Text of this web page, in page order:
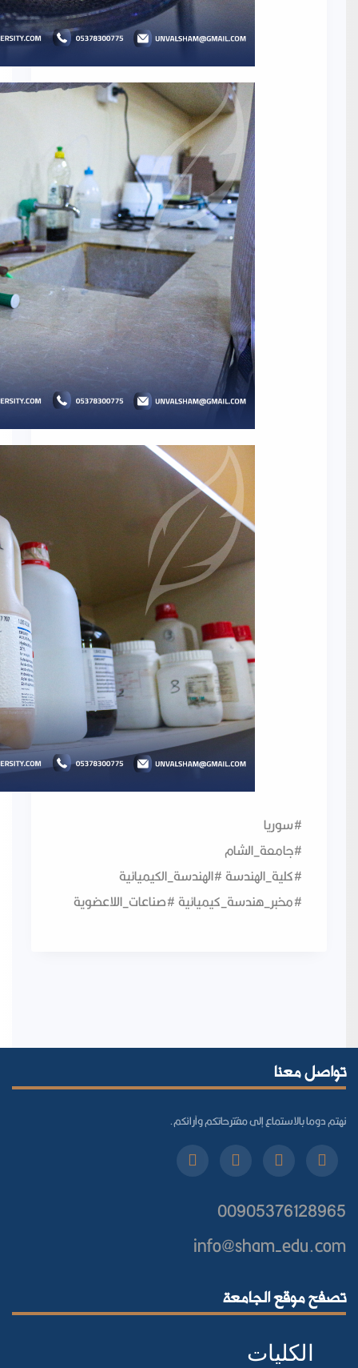
#سوريا
#جامعة_الشام
#كلية_الهندسة #الهندسة_الكيميائية
#مخبر_هندسة_كيميائية #صناعات_اللاعضوية
تواصل معنا
نهتم دوما بالاستماع إلى مقترحاتكم وآرائكم.
00905376128965
info@sham-edu.com
تصفح موقع الجامعة
الكليات